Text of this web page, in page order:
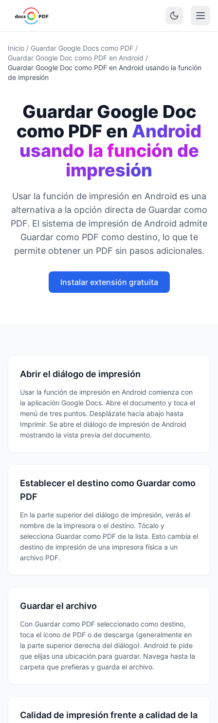
Inicio / Guardar Google Docs como PDF /
Guardar Google Doc como PDF en Android /
Guardar Google Doc como PDF en Android usando la función
de impresión
Guardar Google Doc
como PDF en Android
usando la función de
impresión
Usar la función de impresión en Android es una
alternativa a la opción directa de Guardar como
PDF. El sistema de impresión de Android admite
Guardar como PDF como destino, lo que te
permite obtener un PDF sin pasos adicionales.
Instalar extensión gratuita
Abrir el diálogo de impresión
Usar la función de impresión en Android comienza con
la aplicación Google Docs. Abre el documento y toca el
menú de tres puntos. Desplázate hacia abajo hasta
Imprimir. Se abre el diálogo de impresión de Android
mostrando la vista previa del documento.
Establecer el destino como Guardar como
PDF
En la parte superior del diálogo de impresión, verás el
nombre de la impresora o el destino. Tócalo y
selecciona Guardar como PDF de la lista. Esto cambia el
destino de impresión de una impresora física a un
archivo PDF.
Guardar el archivo
Con Guardar como PDF seleccionado como destino,
toca el icono de PDF o de descarga (generalmente en
la parte superior derecha del diálogo). Android te pide
que elijas una ubicación para guardar. Navega hasta la
carpeta que prefieras y guarda el archivo.
Calidad de impresión frente a calidad de la